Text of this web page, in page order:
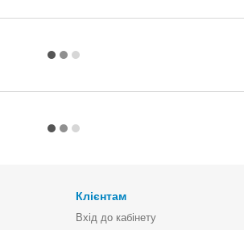
Клієнтам
Вхід до кабінету